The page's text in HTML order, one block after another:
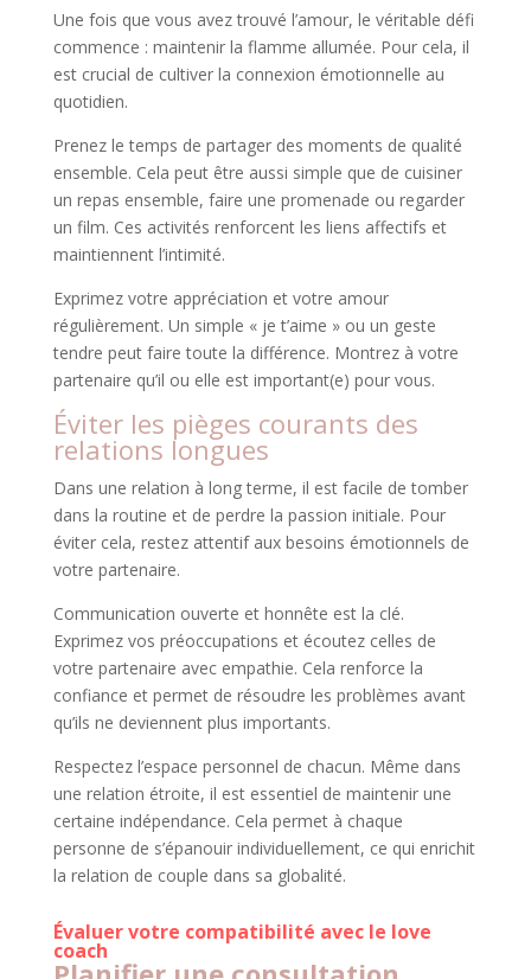
Une fois que vous avez trouvé l’amour, le véritable défi
commence : maintenir la flamme allumée. Pour cela, il
est crucial de cultiver la connexion émotionnelle au
quotidien.
Prenez le temps de partager des moments de qualité
ensemble. Cela peut être aussi simple que de cuisiner
un repas ensemble, faire une promenade ou regarder
un film. Ces activités renforcent les liens affectifs et
maintiennent l’intimité.
Exprimez votre appréciation et votre amour
régulièrement. Un simple « je t’aime » ou un geste
tendre peut faire toute la différence. Montrez à votre
partenaire qu’il ou elle est important(e) pour vous.
Éviter les pièges courants des
relations longues
Dans une relation à long terme, il est facile de tomber
dans la routine et de perdre la passion initiale. Pour
éviter cela, restez attentif aux besoins émotionnels de
votre partenaire.
Communication ouverte et honnête est la clé.
Exprimez vos préoccupations et écoutez celles de
votre partenaire avec empathie. Cela renforce la
confiance et permet de résoudre les problèmes avant
qu’ils ne deviennent plus importants.
Respectez l’espace personnel de chacun. Même dans
une relation étroite, il est essentiel de maintenir une
certaine indépendance. Cela permet à chaque
personne de s’épanouir individuellement, ce qui enrichit
la relation de couple dans sa globalité.
Évaluer votre compatibilité avec le love
coach